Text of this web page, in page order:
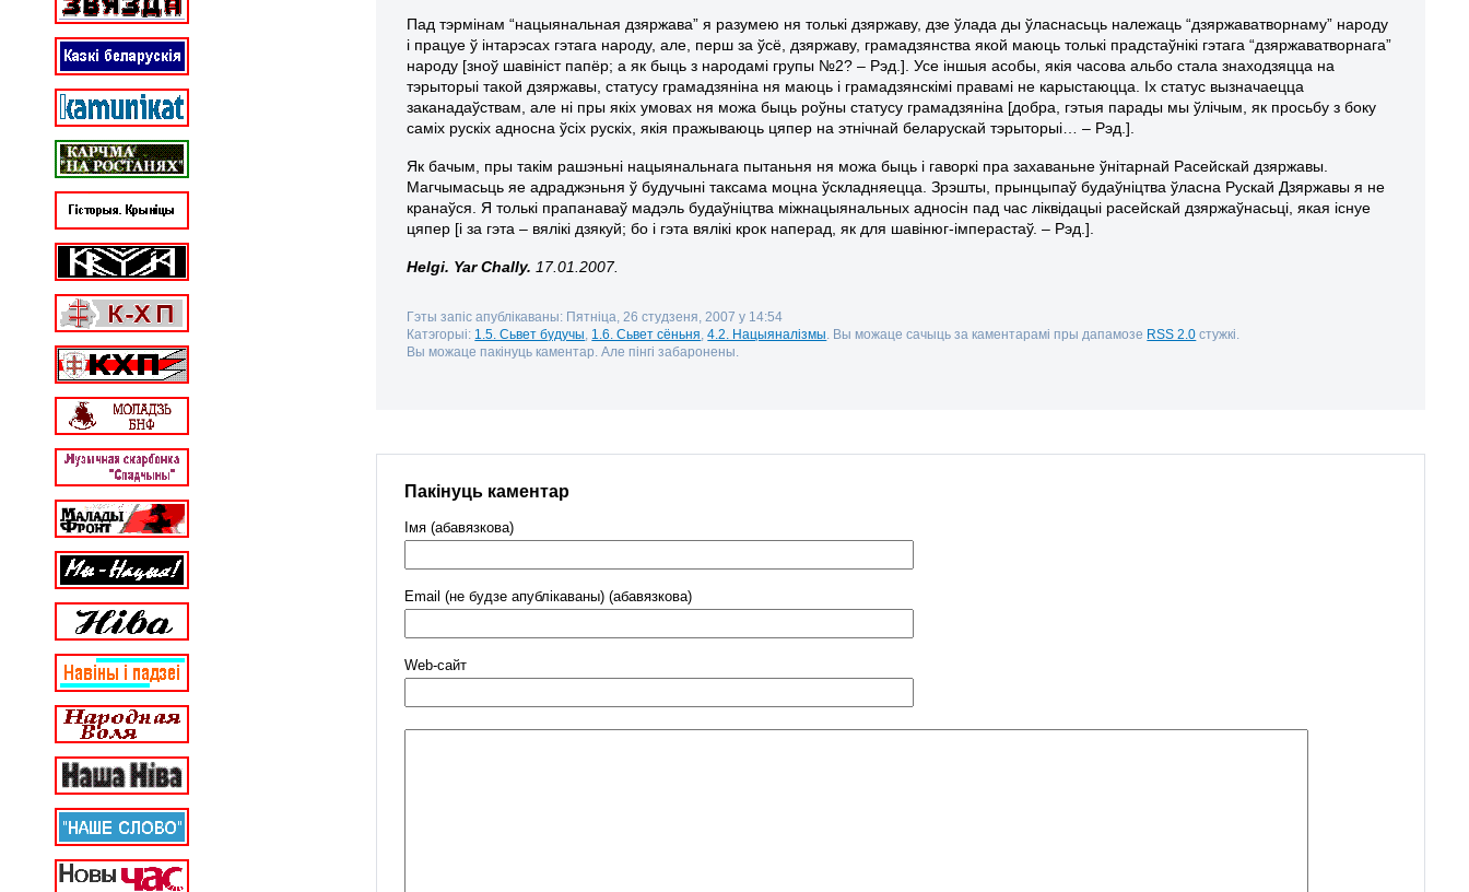
Пад тэрмінам “нацыянальная дзяржава” я разумею ня толькі дзяржаву, дзе ўлада ды ўласнасьць належаць “дзяржаватворнаму” народу
і працуе ў інтарэсах гэтага народу, але, перш за ўсё, дзяржаву, грамадзянства якой маюць толькі прадстаўнікі гэтага “дзяржаватворнага”
народу [зноў шавініст папёр; а як быць з народамі групы №2? – Рэд.]. Усе іншыя асобы, якія часова альбо стала знаходзяцца на
тэрыторыі такой дзяржавы, статусу грамадзяніна ня маюць і грамадзянскімі правамі не карыстаюцца. Іх статус вызначаецца
заканадаўствам, але ні пры якіх умовах ня можа быць роўны статусу грамадзяніна [добра, гэтыя парады мы ўлічым, як просьбу з боку
саміх рускіх адносна ўсіх рускіх, якія пражываюць цяпер на этнічнай беларускай тэрыторыі… – Рэд.].
Як бачым, пры такім рашэньні нацыянальнага пытаньня ня можа быць і гаворкі пра захаваньне ўнітарнай Расейскай дзяржавы.
Магчымасьць яе адраджэньня ў будучыні таксама моцна ўскладняецца. Зрэшты, прынцыпаў будаўніцтва ўласна Рускай Дзяржавы я не
кранаўся. Я толькі прапанаваў мадэль будаўніцтва міжнацыянальных адносін пад час ліквідацыі расейскай дзяржаўнасьці, якая існуе
цяпер [і за гэта – вялікі дзякуй; бо і гэта вялікі крок наперад, як для шавінюг-імперастаў. – Рэд.].
Helgi. Yar Chally. 17.01.2007.
Гэты запіс апублікаваны: Пятніца, 26 студзеня, 2007 у 14:54
Катэгорыі: 1.5. Сьвет будучы 1.6. Сьвет сёньня ,4.2. Нацыяналізмы . Вы можаце сачыць за каментарамі пры дапамозе RSS 2.0 стужкі.
Вы можаце пакінуць каментар. Але пінгі забаронены.
Пакінуць каментар
Імя (абавязкова)
Email (не будзе апублікаваны) (абавязкова)
Web-cайт